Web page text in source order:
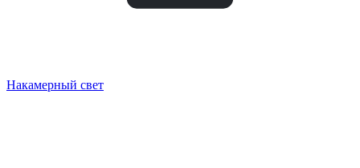
Накамерный свет